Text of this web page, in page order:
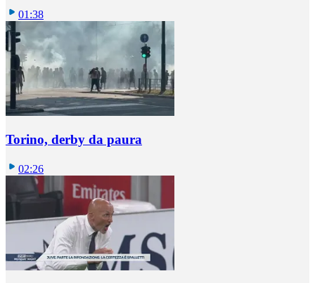
01:38
Torino, derby da paura
02:26